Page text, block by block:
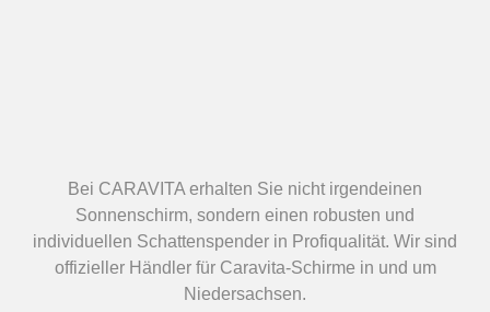
Bei CARAVITA erhalten Sie nicht irgendeinen
Sonnenschirm, sondern einen robusten und
individuellen Schattenspender in Profiqualität. Wir sind
offizieller Händler für Caravita-Schirme in und um
Niedersachsen.